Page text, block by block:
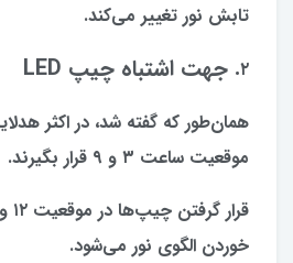
تابش نور تغییر می‌کند.
۲. جهت اشتباه چیپ LED
همان‌طور که گفته شد، در اکثر
موقعیت ساعت ۳ و ۹ قرار بگیرند.
خوردن الگوی نور می‌شود.